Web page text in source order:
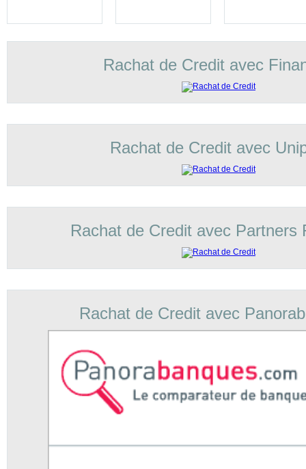
Rachat de Credit avec
Rachat de Credit avec
Rachat de Credit avec Partners
Rachat de Credit avec